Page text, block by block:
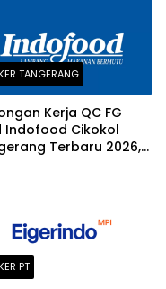
TANGERANG
Kerja QC FG
Indofood Cikokol
Terbaru 2026,
PT